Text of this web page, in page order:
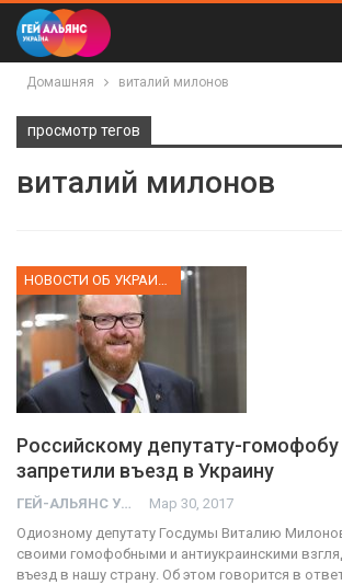
Домашняя виталий милонов
просмотр тегов
виталий милонов
Российскому депутату-
запретили въезд в Украину
ГЕЙ-АЛЬЯНС УКРАИНА Мар 30, 2017
Одиозному депутату Госдумы Виталию
своими гомофобными и антиукраинскими
въезд в нашу страну. Об этом говорится в